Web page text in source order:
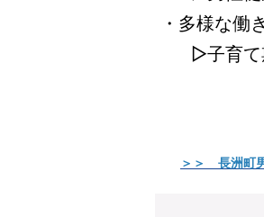
・多様な働
▷子育て期
▶写真：認
＞＞ 長洲町